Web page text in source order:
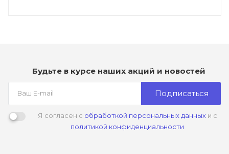
Будьте в курсе наших акций и новостей
Подписаться
Я согласен с обработкой персональных данныхи с
политикой конфиденциальности